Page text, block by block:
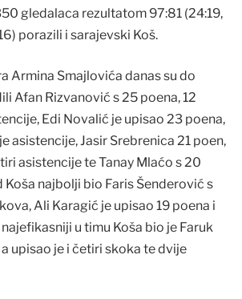
gledalaca rezultatom 97:81 (24:19,
porazili i sarajevski Koš.
Armina Smajlovića danas su do
Afan Rizvanović s 25 poena, 12
Edi Novalić je upisao 23 poena,
asistencije, Jasir Srebrenica 21 poen,
asistencije te Tanay Mlaćo s 20
Koša najbolji bio Faris Šenderović s
Ali Karagić je upisao 19 poena i
u timu Koša bio je Faruk
upisao je i četiri skoka te dvije